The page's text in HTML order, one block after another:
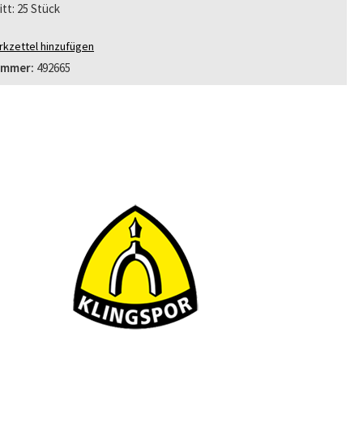
25 Stück
hinzufügen
492665